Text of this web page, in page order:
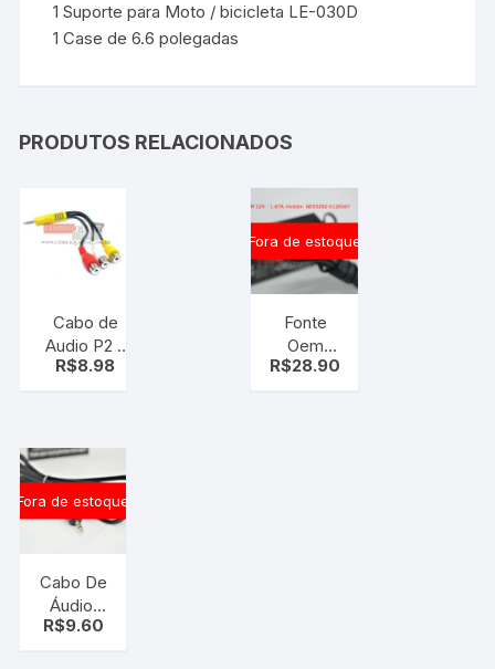
1 Suporte para Moto / bicicleta LE-030D
1 Case de 6.6 polegadas
PRODUTOS RELACIONADOS
Cabo de
Audio P2 x
RCA para
componente
(rca fêmea)
R$8.98
Fora de estoque
Fonte
Oem
Ads0202-
R$28.90
Fora de estoque
Cabo De
Áudio,
Estéreo
R$9.60